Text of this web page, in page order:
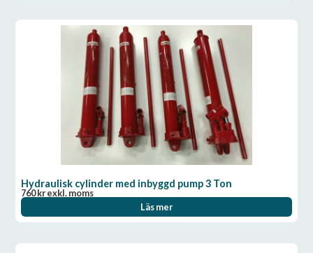
Hydraulisk cylinder med inbyggd pump 3 Ton
760krexkl. moms
Läs mer